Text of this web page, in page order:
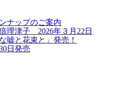
ナップのご案内
理津子 2026年３月22日
嘘と花束と」発売！
日発売